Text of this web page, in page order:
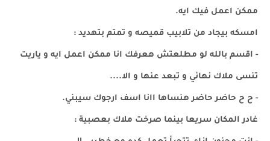
ممكن اعمل فيك ايه.
امسكه بيجاد من تلابيب قميصه و تمتم بتهديد :
- اقسم بالله لو مطلعتش هعرفك انا ممكن اعمل ايه و ياريت
تنسى ملاك نهائي و تبعد عنها و الا....
- ح ح حاضر حاضر هنساها اانا اسف ارجوك سيبني.
غادر المكان سريعا بينما صرخت ملاك بعصبية :